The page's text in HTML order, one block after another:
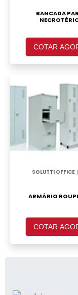
BANCADA
COTAR
SOLUTTI OFFICE
ARMÁRIO
COTAR